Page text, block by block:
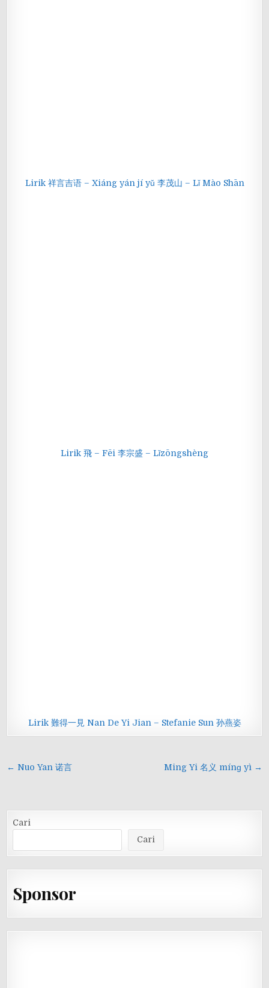
Lirik 祥言吉语 – Xiáng yán jí yǔ 李茂山 – Lǐ Mào Shān
Lirik 飛 – Fēi 李宗盛 – Lǐzōngshèng
Lirik 難得一見 Nan De Yi Jian – Stefanie Sun 孙燕姿
Navigasi
← Nuo Yan 诺言 Ming Yi 名义 mínɡ yì →
Cari
Cari
Sponsor